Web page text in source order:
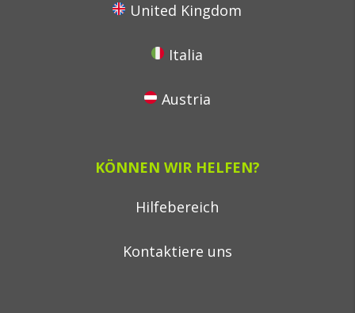
United Kingdom
Italia
Austria
KÖNNEN WIR HELFEN?
Hilfebereich
Kontaktiere uns